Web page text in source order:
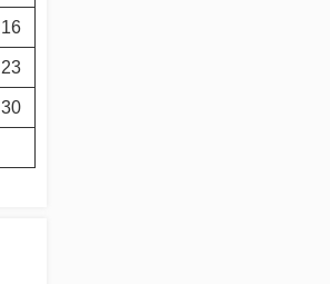
16
23
30